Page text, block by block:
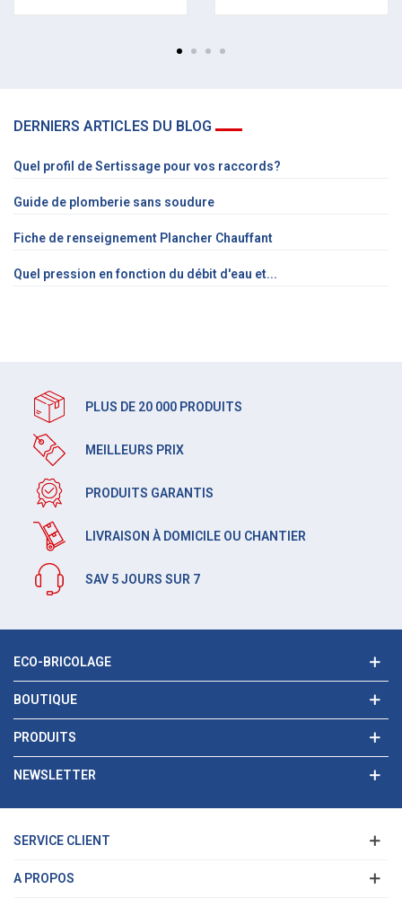
DERNIERS ARTICLES DU BLOG
Quel profil de Sertissage pour vos raccords?
Guide de plomberie sans soudure
Fiche de renseignement Plancher Chauffant
Quel pression en fonction du débit d'eau et...
PLUS DE 20 000 PRODUITS
MEILLEURS PRIX
PRODUITS GARANTIS
LIVRAISON À DOMICILE OU CHANTIER
SAV 5 JOURS SUR 7
ECO-BRICOLAGE
BOUTIQUE
PRODUITS
NEWSLETTER
SERVICE CLIENT
A PROPOS